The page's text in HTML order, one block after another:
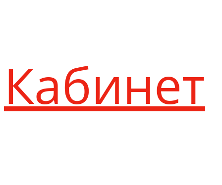
Кабинет